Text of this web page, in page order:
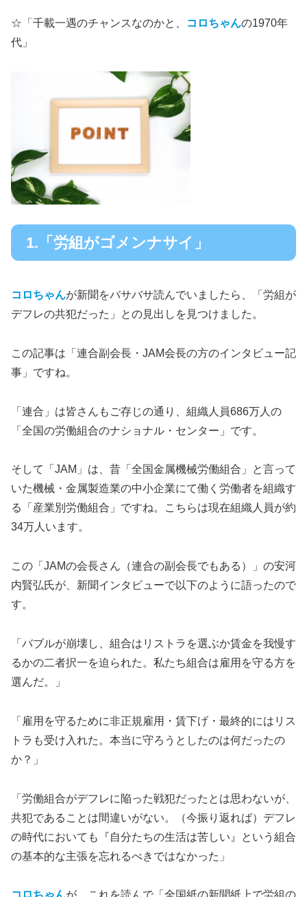
☆「千載一遇のチャンスなのかと、 コロちゃんの1970年
代」
1.「労組がゴメンナサイ」
コロちゃんが新聞をバサバサ読んでいましたら、「労組が
デフレの共犯だった」との見出しを見つけました。
この記事は「連合副会長・JAM会長の方のインタビュー記
事」ですね。
「連合」は皆さんもご存じの通り、組織人員686万人の
「全国の労働組合のナショナル・センター」です。
そして「JAM」は、昔「全国金属機械労働組合」と言って
いた機械・金属製造業の中小企業にて働く労働者を組織す
る「産業別労働組合」ですね。こちらは現在組織人員が約
34万人います。
この「JAMの会長さん（連合の副会長でもある）」の安河
内賢弘氏が、新聞インタビューで以下のように語ったので
す。
「バブルが崩壊し、組合はリストラを選ぶか賃金を我慢す
るかの二者択一を迫られた。私たち組合は雇用を守る方を
選んだ。」
「雇用を守るために非正規雇用・賃下げ・最終的にはリス
トラも受け入れた。本当に守ろうとしたのは何だったの
か？」
「労働組合がデフレに陥った戦犯だったとは思わないが、
共犯であることは間違いがない。（今振り返れば）デフレ
の時代においても『自分たちの生活は苦しい』という組合
の基本的な主張を忘れるべきではなかった」